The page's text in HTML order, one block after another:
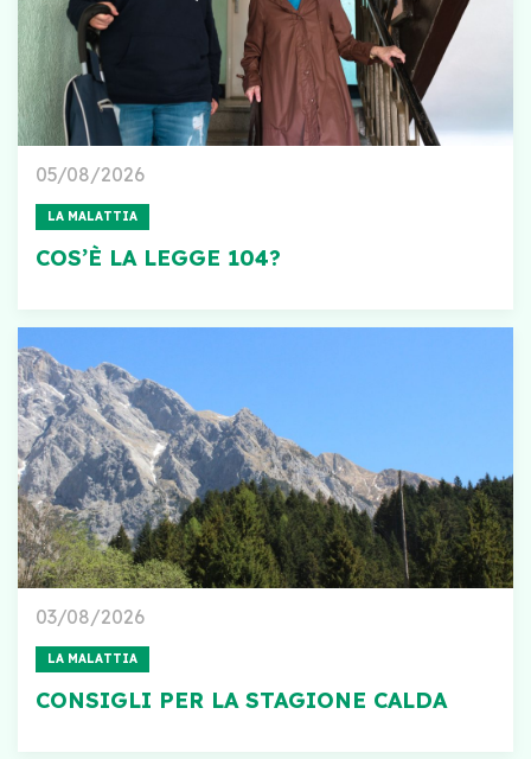
05/08/2026
LA MALATTIA
COS’È LA LEGGE 104?
03/08/2026
LA MALATTIA
CONSIGLI PER LA STAGIONE CALDA